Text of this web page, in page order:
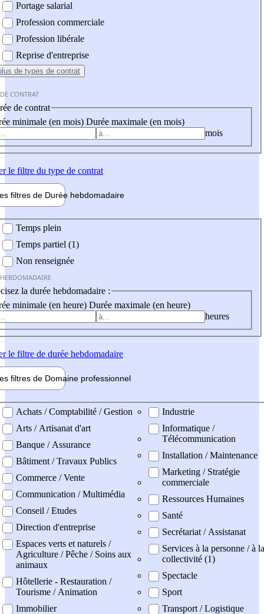
Portage salarial
Profession commerciale
Profession libérale
Reprise d'entreprise
de types de contrat
CONTRAT
de contrat
minimale (en mois) Durée maximale (en mois)
mois
le filtre du type de contrat
filtres de Durée hebdomadaire
Temps plein
Temps partiel (1)
Non renseignée
la durée hebdomadaire :
minimale (en heure) Durée maximale (en heure)
heures
le filtre de durée hebdomadaire
filtres de Domaine professionnel
professionel
Achats / Comptabilité / Gestion
Arts / Artisanat d'art
Banque / Assurance
Bâtiment / Travaux Publics
Commerce / Vente
Communication / Multimédia
Conseil / Etudes
Direction d'entreprise
Espaces verts et naturels /
Agriculture / Pêche / Soins aux
animaux
Hôtellerie - Restauration /
Tourisme / Animation
Immobilier
Industrie
Informatique /
Télécommunication
Installation / Maintenance
Marketing / Stratégie
commerciale
Ressources Humaines
Santé
Secrétariat / Assistanat
Services à la personne / à la
collectivité (1)
Spectacle
Sport
Transport / Logistique